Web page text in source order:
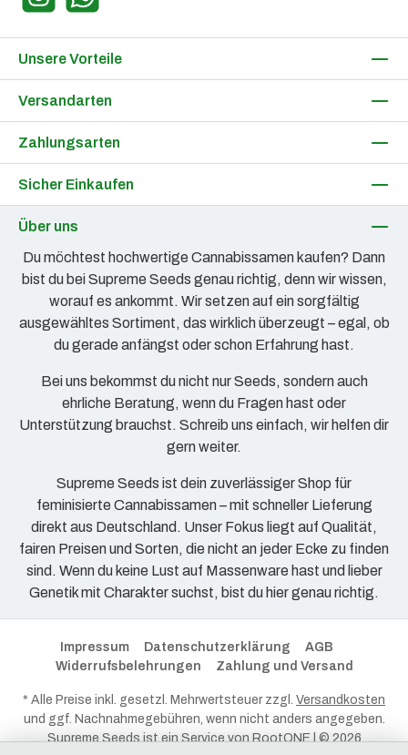
InstagramWhatsApp
Unsere Vorteile
Versandarten
Zahlungsarten
Sicher Einkaufen
Über uns
Du möchtest hochwertige Cannabissamen kaufen? Dann
bist du bei Supreme Seeds genau richtig, denn wir wissen,
worauf es ankommt. Wir setzen auf ein sorgfältig
ausgewähltes Sortiment, das wirklich überzeugt – egal, ob
du gerade anfängst oder schon Erfahrung hast.
Bei uns bekommst du nicht nur Seeds, sondern auch
ehrliche Beratung, wenn du Fragen hast oder
Unterstützung brauchst. Schreib uns einfach, wir helfen dir
gern weiter.
Supreme Seeds ist dein zuverlässiger Shop für
feminisierte Cannabissamen – mit schneller Lieferung
direkt aus Deutschland. Unser Fokus liegt auf Qualität,
fairen Preisen und Sorten, die nicht an jeder Ecke zu finden
sind. Wenn du keine Lust auf Massenware hast und lieber
Genetik mit Charakter suchst, bist du hier genau richtig.
Impressum Datenschutzerklärung
AGB
Widerrufsbelehrungen
Zahlung und Versand
* Alle Preise inkl. gesetzl. Mehrwertsteuer zzgl. Versandkosten
und ggf. Nachnahmegebühren, wenn nicht anders angegeben.
Supreme Seeds ist ein Service vonRootONE| © 2026